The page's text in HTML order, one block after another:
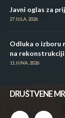
Javni oglas za
27 JULA, 2026
Odluka o izboru
na
11 JUNA, 2026
DRUŠTVENE